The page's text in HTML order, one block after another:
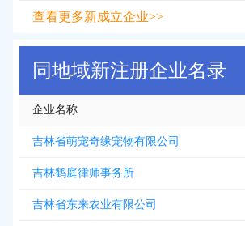
查看更多新成立企业>>
同地域新注册企业名录
企业名称
吉林省萌宠奇缘宠物有限公司
吉林鹤庭律师事务所
吉林省东来农业有限公司